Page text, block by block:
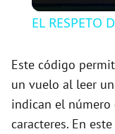
EL RESPETO
Este código
un vuelo al leer
indican el número
caracteres. En